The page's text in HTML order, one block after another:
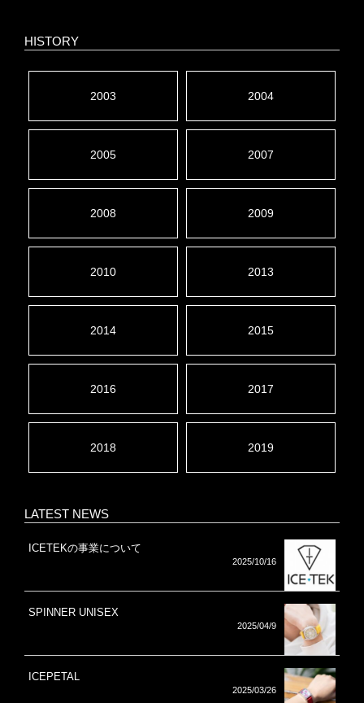
HISTORY
2003 2004
2005 2007
2008 2009
2010 2013
2014 2015
2016 2017
2018 2019
LATEST NEWS
ICETEKの事業について
2025/10/16
SPINNER UNISEX
2025/04/9
ICEPETAL
2025/03/26